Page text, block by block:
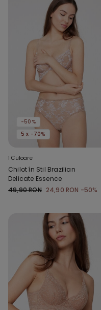
-50%
5 x -70%
1 Culoare
Chilot în Stil Brazilian
Delicate Essence
49,90 RON 24,90 RON -50%